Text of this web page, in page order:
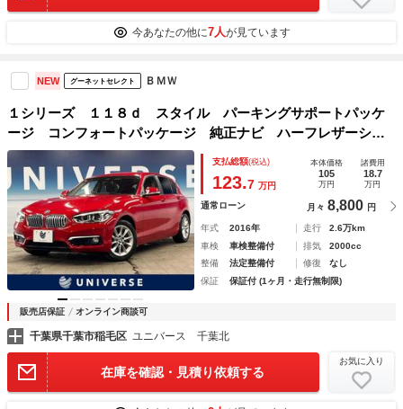
今あなたの他に7人が見ています
NEW グーネットセレクト ＢＭＷ
１シリーズ １１８ｄ スタイル パーキングサポートパッケ
ージ コンフォートパッケージ 純正ナビ ハーフレザーシー
ト 衝突回避被害軽減ブレーキ レーンディパーチャーウォー
ニング 純正１６インチアルミ ミラーＥＴＣ Ｂｌｕｅｔｏ
ｏｔｈ
支払総額(税込)
123.7 万円
本体価格
105
万円
諸費用
18.7
万円
通常ローン 月々 8,800 円
年式 2016年 走行
2.6万km
車検
車検整備付 排気
2000cc
整備
法定整備付 修復
なし
保証
保証付 (1ヶ月・走行無制限)
販売店保証 オンライン商談可
千葉県千葉市稲毛区 ユニバース 千葉北
在庫を確認・見積り依頼する
お気に入り